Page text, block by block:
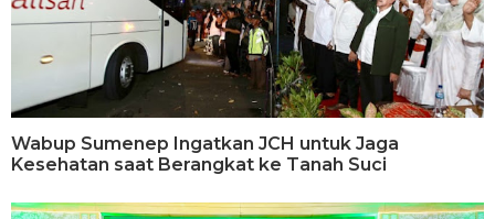
Wabup Sumenep Ingatkan JCH untuk Jaga
Kesehatan saat Berangkat ke Tanah Suci